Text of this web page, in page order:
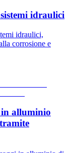
idraulici
idraulici,
corrosione e
in alluminio